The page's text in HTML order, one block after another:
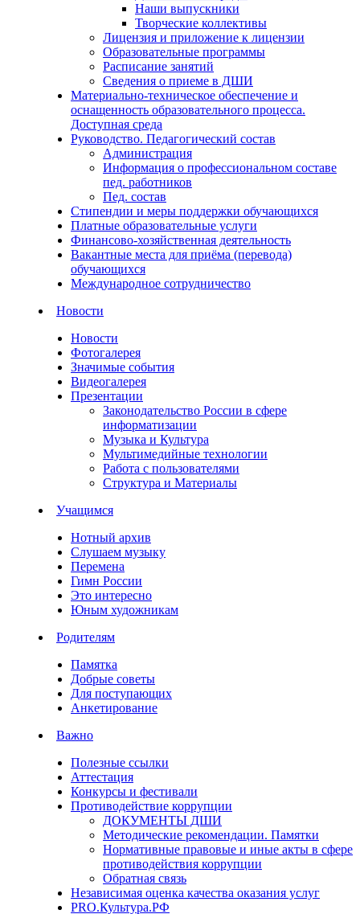
Наши выпускники
Творческие коллективы
Лицензия и приложение к лицензии
Образовательные программы
Расписание занятий
Сведения о приеме в ДШИ
Материально-техническое обеспечение и
оснащенность образовательного процесса.
Доступная среда
Руководство. Педагогический состав
Администрация
Информация о профессиональном составе
пед. работников
Пед. состав
Стипендии и меры поддержки обучающихся
Платные образовательные услуги
Финансово-хозяйственная деятельность
Вакантные места для приёма (перевода)
обучающихся
Международное сотрудничество
Новости
Новости
Фотогалерея
Значимые события
Видеогалерея
Презентации
Законодательство России в сфере
информатизации
Музыка и Культура
Мультимедийные технологии
Работа с пользователями
Структура и Материалы
Учащимся
Нотный архив
Слушаем музыку
Перемена
Гимн России
Это интересно
Юным художникам
Родителям
Памятка
Добрые советы
Для поступающих
Анкетирование
Важно
Полезные ссылки
Аттестация
Конкурсы и фестивали
Противодействие коррупции
ДОКУМЕНТЫ ДШИ
Методические рекомендации. Памятки
Нормативные правовые и иные акты в сфере
противодействия коррупции
Обратная связь
Независимая оценка качества оказания услуг
PRO.Культура.РФ